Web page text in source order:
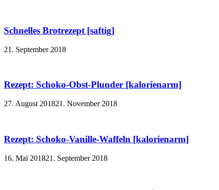
Schnelles Brotrezept [saftig]
21. September 2018
Rezept: Schoko-Obst-Plunder [kalorienarm]
27. August 201821. November 2018
Rezept: Schoko-Vanille-Waffeln [kalorienarm]
16. Mai 201821. September 2018